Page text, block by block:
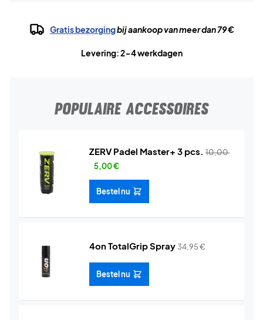
Gratis bezorgingbij aankoop van meer dan 79 €
Levering: 2-4 werkdagen
POPULAIRE ACCESSOIRES
ZERV Padel Master+ 3 pcs. 10,00
5,00€
Bestel nu
4on TotalGrip Spray 34,95€
Bestel nu